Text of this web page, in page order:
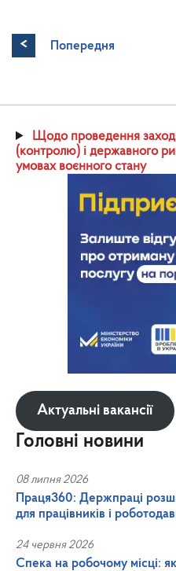
< Попередня
Щодо проведення
(контролю) і державного
умовах воєнного стану
Актуальні вакансії
Головні новини
08 липня 2026
Праця360: Держпраці
для працівників і
24 червня 2026
Спека на робочому місці: